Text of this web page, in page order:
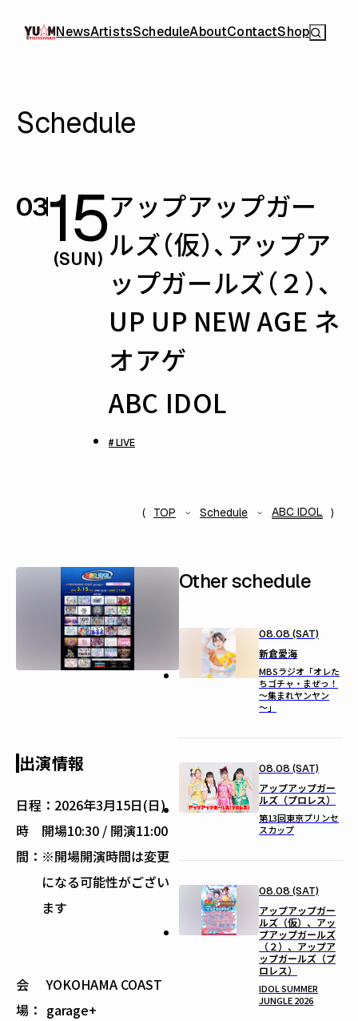
NewsArtistsScheduleAboutContactShop
Schedule
0315
(SUN)
アップアップガー
ルズ（仮）、アップア
ップガールズ（２）、
UP UP NEW AGE ネ
オアゲ
ABC IDOL
# LIVE
TOP Schedule ABC IDOL
出演情報
日程： 2026年3月15日(日)
時
間：
開場10:30 / 開演11:00
※開場開演時間は変更
になる可能性がござい
ます
会
場：
YOKOHAMA COAST
garage+
Other schedule
08.08 (SAT)
新倉愛海
MBSラジオ「オレた
ちゴチャ・まぜっ！
～集まれヤンヤン
～」
08.08 (SAT)
アップアップガー
ルズ（プロレス）
第13回東京プリンセ
スカップ
08.08 (SAT)
アップアップガー
ルズ（仮）、アッ
プアップガールズ
（２）、アップア
ップガールズ（プ
ロレス）
IDOL SUMMER
JUNGLE 2026